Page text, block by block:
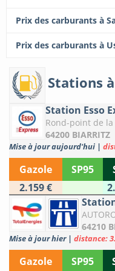
Prix des carburants à
Prix des carburants à
Stations
Station Esso
Rond-point de la
64200 BIARRITZ
Mise à jour aujourd'hui |
Gazole SP95
2.159 €
64210
Mise à jour hier | distance:
Gazole SP95